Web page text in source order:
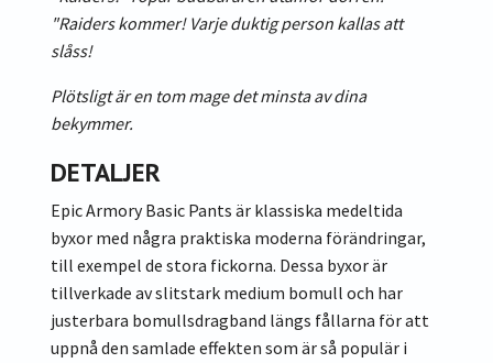
"Raiders kommer! Varje duktig person kallas att
slåss!
Plötsligt är en tom mage det minsta av dina
bekymmer.
DETALJER
Epic Armory Basic Pants är klassiska medeltida
byxor med några praktiska moderna förändringar,
till exempel de stora fickorna. Dessa byxor är
tillverkade av slitstark medium bomull och har
justerbara bomullsdragband längs fållarna för att
uppnå den samlade effekten som är så populär i